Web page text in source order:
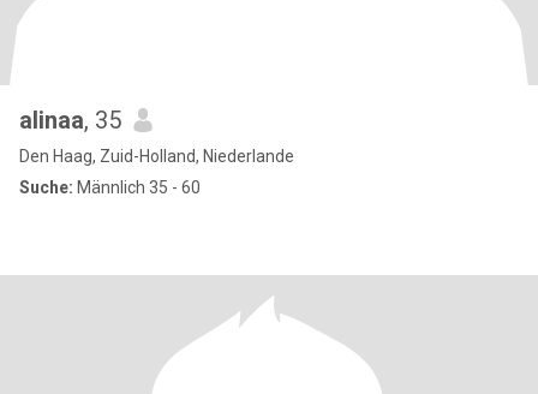
alinaa, 35
Den Haag, Zuid-Holland, Niederlande
Suche: Männlich 35 - 60